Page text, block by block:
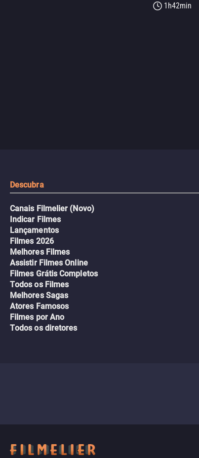
1h42min
Descubra
Canais Filmelier (Novo)
Indicar Filmes
Lançamentos
Filmes 2026
Melhores Filmes
Assistir Filmes Online
Filmes Grátis Completos
Todos os Filmes
Melhores Sagas
Atores Famosos
Filmes por Ano
Todos os diretores